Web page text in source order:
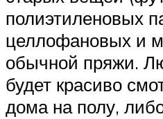
полиэтиленовых
целлофановых и
обычной пряжи.
будет красиво
дома на полу,